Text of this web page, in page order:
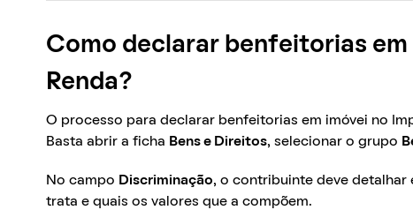
Como declarar benfeitorias
Renda?
O processo para declarar benfeitorias em imóvei no
Basta abrir a ficha Bens e Direitos, selecionar o grupo
No campo Discriminação, o contribuinte deve detalhar
trata e quais os valores que a compõem.